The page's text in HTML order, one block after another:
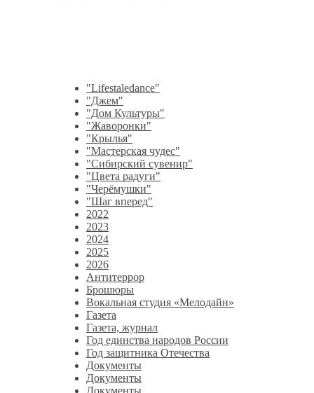
"Lifestaledance"
"Джем"
"Дом Культуры"
"Жаворонки"
"Крылья"
"Мастерская чудес"
"Сибирский сувенир"
"Цвета радуги"
"Черёмушки"
"Шаг вперед"
2022
2023
2024
2025
2026
Антитеррор
Брошюры
Вокальная студия «Мелодайн»
Газета
Газета, журнал
Год единства народов России
Год защитника Отечества
Документы
Документы
Документы